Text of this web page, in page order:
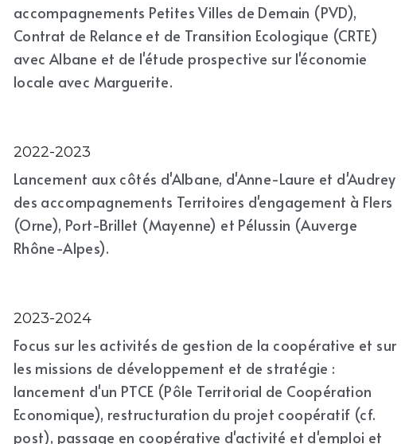
accompagnements Petites Villes de Demain (PVD),
Contrat de Relance et de Transition Ecologique (CRTE)
avec Albane et de l'étude prospective sur l'économie
locale avec Marguerite.
2022-2023
Lancement aux côtés d'Albane, d'Anne-Laure et d'Audrey
des accompagnements Territoires d'engagement à Flers
(Orne), Port-Brillet (Mayenne) et Pélussin (Auverge
Rhône-Alpes).
2023-2024
Focus sur les activités de gestion de la coopérative et sur
les missions de développement et de stratégie :
lancement d'un PTCE (Pôle Territorial de Coopération
Economique), restructuration du projet coopératif (cf.
post), passage en coopérative d'activité et d'emploi et